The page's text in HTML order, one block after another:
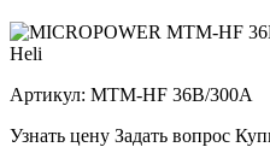
Heli
Артикул: MTM-HF 36В/300А
Узнать цену Задать вопрос